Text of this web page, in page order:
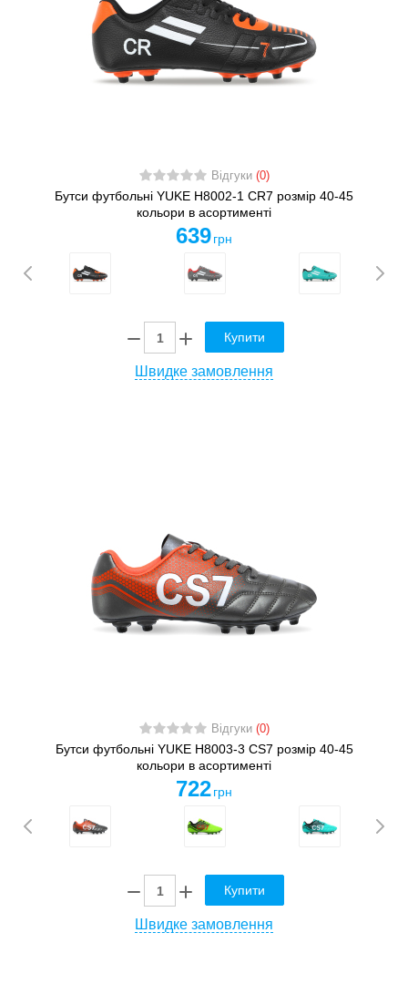
Відгуки (0)
Бутси футбольні YUKE H8002-1 CR7 розмір 40-45
кольори в асортименті
639 грн
Купити
Швидке замовлення
Відгуки (0)
Бутси футбольні YUKE H8003-3 CS7 розмір 40-45
кольори в асортименті
722 грн
Купити
Швидке замовлення